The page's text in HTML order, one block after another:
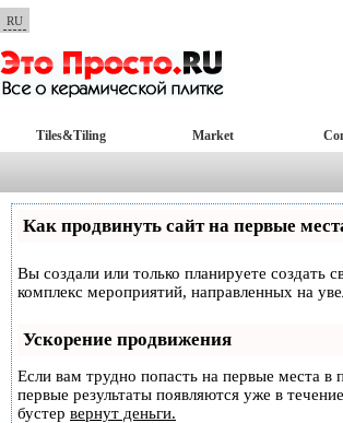
RU
Tiles&Tiling Market
Как продвинуть сайт на первые
Вы создали или только планируете создать
комплекс мероприятий, направленных на
Ускорение продвижения
Если вам трудно попасть на первые места
первые результаты появляются уже в
бустер вернут деньги.